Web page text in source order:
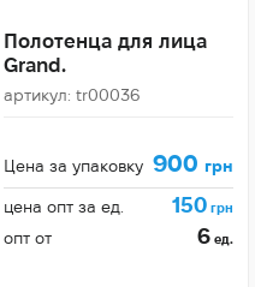
Полотенца для лица
Grand.
артикул: tr00036
Цена за упаковку 900 грн
цена опт за ед. 150 грн
опт от 6 ед.